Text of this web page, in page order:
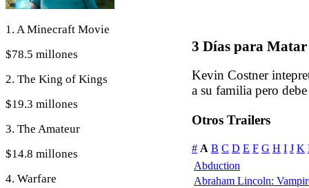
1. A Minecraft Movie
$78.5 millones
2. The King of Kings
$19.3 millones
3. The Amateur
$14.8 millones
4. Warfare
3 Días para
Kevin Costner
a su familia pero
Otros Trailers
# A B C D E F G H I J K
Abduction
Abraham Lincoln: